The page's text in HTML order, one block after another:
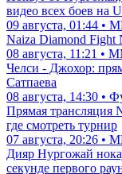
видео всех боев на
09 августа, 01:44 •
Naiza Diamond Fight
08 августа, 11:21 •
Челси - Джохор:
Сатпаева
08 августа, 14:30 •
Прямая трансляция
где смотреть турнир
07 августа, 20:26 •
Дияр Нургожай
секунде первого